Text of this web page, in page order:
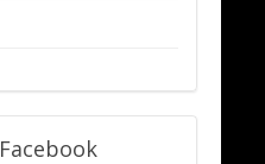
Facebook